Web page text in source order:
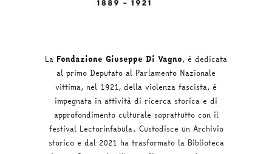
La Fondazione Giuseppe Di Vagno, è dedicata
al primo Deputato al Parlamento Nazionale
vittima, nel 1921, della violenza fascista, è
impegnata in attività di ricerca storica e di
approfondimento culturale soprattutto con il
festival Lectorinfabula. Custodisce un Archivio
storico e dal 2021 ha trasformato la Biblioteca